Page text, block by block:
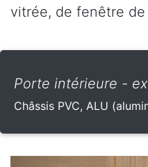
vitrée, de fenêtre
Porte intérieure -
Châssis PVC, ALU